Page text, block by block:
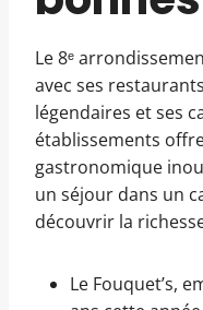
Le 8ᵉ
avec ses
légendaires et ses
établissements
gastronomique
un séjour dans un
découvrir la
Le Fouquet’s,